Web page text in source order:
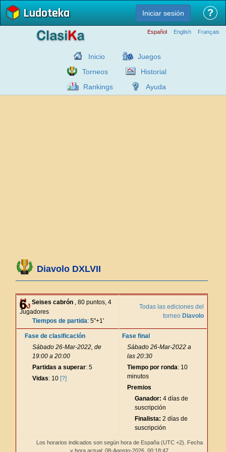
Ludoteka Iniciar sesión ?
Español English Français
Inicio
Juegos
Torneos
Historial
Rankings
Ayuda
Diavolo DXLVII
Seises cabrón , 80 puntos, 4
Jugadores
Tiempos de partida: 5"+1'
Todas las ediciones del
torneo Diavolo
Fase de clasificación
Sábado 26-Mar-2022, de
19:00 a 20:00
Partidas a superar: 5
Vidas: 10 [?]
Fase final
Sábado 26-Mar-2022 a
las 20:30
Tiempo por ronda: 10
minutos
Premios
Ganador: 4 días de
suscripción
Finalista: 2 días de
suscripción
Los horarios indicados son según hora de España (UTC +2). Fecha
y hora actual: 08-Agosto-2026, 00:18:47